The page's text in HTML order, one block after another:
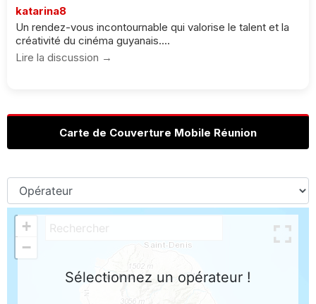
katarina8
Un rendez-vous incontournable qui valorise le talent et la
créativité du cinéma guyanais....
Lire la discussion →
Carte de Couverture Mobile Réunion